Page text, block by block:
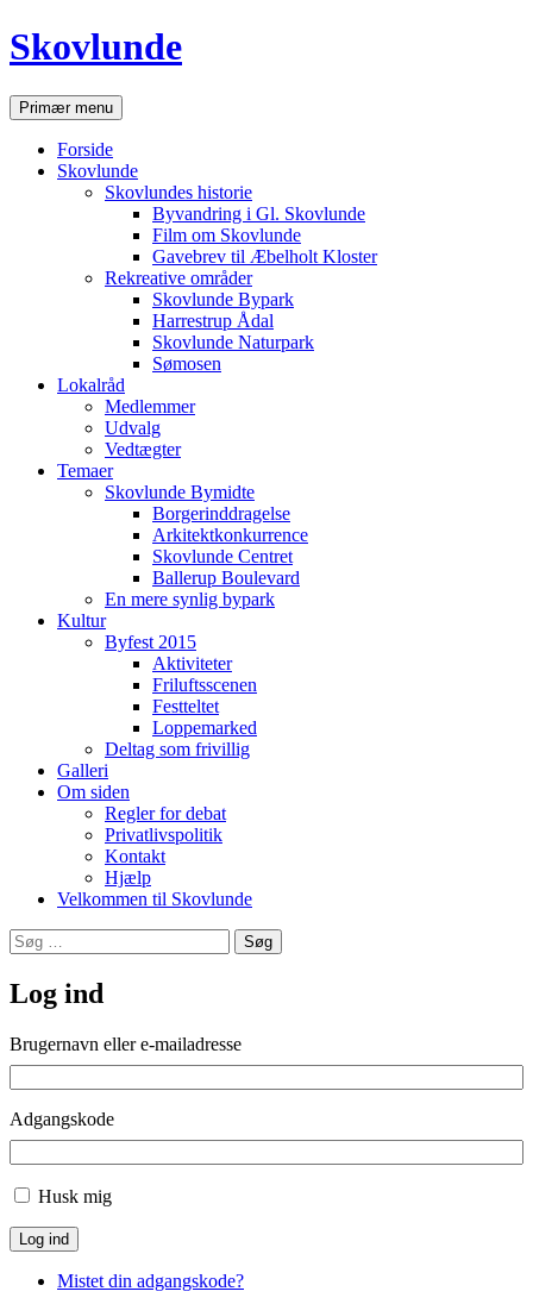
Hop
til
Skovlunde
SøgPrimær menu
Forside
Skovlunde
Skovlundes historie
Byvandring i Gl. Skovlunde
Film om Skovlunde
Gavebrev til Æbelholt Kloster
Rekreative områder
Skovlunde Bypark
Harrestrup Ådal
Skovlunde Naturpark
Sømosen
Lokalråd
Medlemmer
Udvalg
Vedtægter
Temaer
Skovlunde Bymidte
Borgerinddragelse
Arkitektkonkurrence
Skovlunde Centret
Ballerup Boulevard
En mere synlig bypark
Kultur
Byfest 2015
Aktiviteter
Friluftsscenen
Festteltet
Loppemarked
Deltag som frivillig
Galleri
Om siden
Regler for debat
Privatlivspolitik
Kontakt
Hjælp
Velkommen til Skovlunde
Søg
efter:
Log ind
Brugernavn eller e-mailadresse
Adgangskode
Husk mig
Log ind
Mistet din adgangskode?